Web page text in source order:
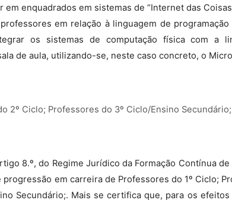
enquadrados em sistemas de “Internet das
em relação à linguagem de programação
os sistemas de computação física com a
de aula, utilizando-se, neste caso concreto, o
2º Ciclo; Professores do 3º Ciclo/Ensino Secundário;
8.º, do Regime Jurídico da Formação Contínua
em carreira de Professores do 1º Ciclo;
Secundário;. Mais se certifica que, para os